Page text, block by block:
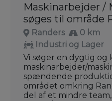
Maskinarbejder /
søges til område
Randers
0 km
Industri og Lager
Vi søger en dygtig og
maskinarbejder/
spændende
området omkring
del af et mindre